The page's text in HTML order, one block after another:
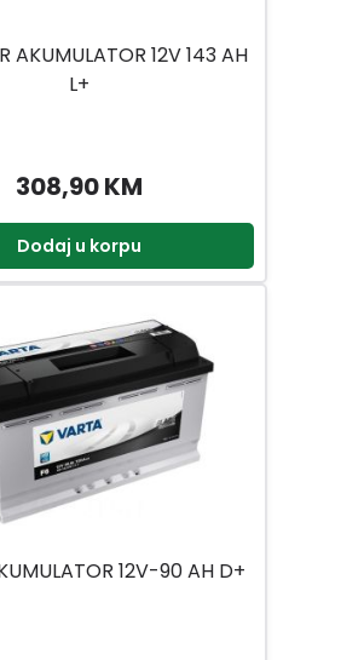
AKUMULATOR 12V 143 AH
L+
308,90 KM
Dodaj u korpu
12V-90 AH D+